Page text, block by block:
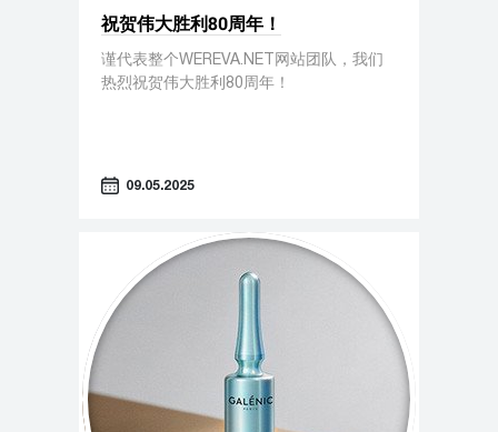
祝贺伟大胜利80周年！
谨代表整个WEREVA.NET网站团队，我们
热烈祝贺伟大胜利80周年！
09.05.2025